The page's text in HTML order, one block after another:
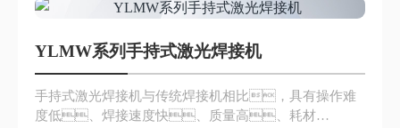
YLMW系列手持式激光焊接机
手持式激光焊接机与传统焊接机相比，具有操作难
度低、焊接速度快、质量高、耗材